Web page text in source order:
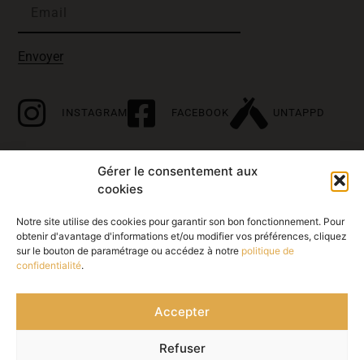
Gérer le consentement aux
cookies
Notre site utilise des cookies pour garantir son bon fonctionnement. Pour
obtenir d'avantage d'informations et/ou modifier vos préférences, cliquez
sur le bouton de paramétrage ou accédez à notre politique de
confidentialité.
Accepter
Refuser
Envoyer
INSTAGRAM FACEBOOK UNTAPPD
À propos
Accueil
Histoire
Nos bières
Nos points de vente